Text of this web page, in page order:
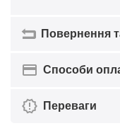
Повернення
Способи
Переваги